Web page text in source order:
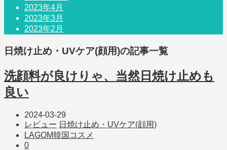
2023年4月
2023年3月
2023年2月
日焼け止め・UVケア(顔用)の記事一覧
洗顔料が良けりゃ、当然日焼け止めも
良い
2024-03-29
レビュー 日焼け止め・UVケア(顔用)
LAGOM韓国コスメ
0